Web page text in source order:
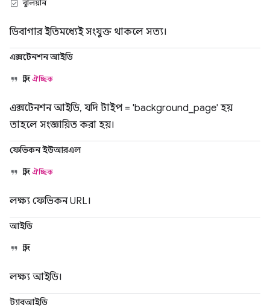
বুলিয়ান
ডিবাগার ইতিমধ্যেই সংযুক্ত থাকলে সত্য।
এক্সটেনশন আইডি
স্ট্রিং ঐচ্ছিক
এক্সটেনশন আইডি, যদি টাইপ = 'background_page' হয়
তাহলে সংজ্ঞায়িত করা হয়।
ফেভিকন ইউআরএল
স্ট্রিং ঐচ্ছিক
লক্ষ্য ফেভিকন URL।
আইডি
স্ট্রিং
লক্ষ্য আইডি।
ট্যাবআইডি